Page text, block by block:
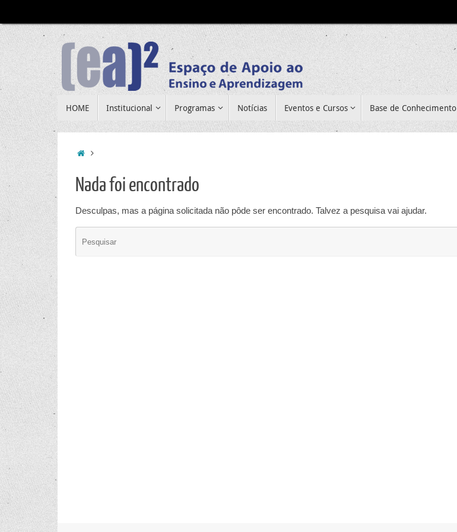
para
conteúdo
para
conteúdo
HOME Institucional Programas Notícias Eventos e Cursos Base de Conhecimento
Home
Nada foi encontrado
Desculpas, mas a página solicitada não pôde ser encontrado. Talvez a pesquisa vai ajudar.